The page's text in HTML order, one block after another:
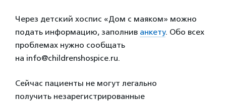
Через детский хоспис «Дом с маяком» можно
подать информацию, заполнив анкету. Обо всех
проблемах нужно сообщать
на info@childrenshospice.ru.
Сейчас пациенты не могут легально
получить незарегистрированные